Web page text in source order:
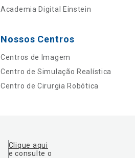
Academia Digital Einstein
Nossos Centros
Centros de Imagem
Centro de Simulação Realística
Centro de Cirurgia Robótica
Clique aqui
e consulte o